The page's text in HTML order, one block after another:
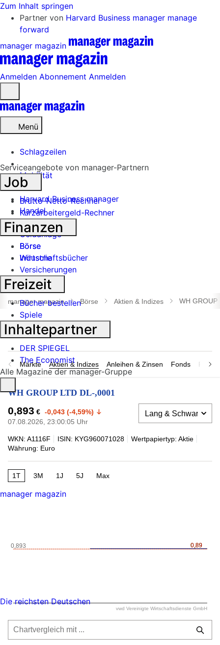
Zum Inhalt springen
Partner von Harvard Business manager manage
forward
manager magazin
Anmelden Abonnement Anmelden
öffnen
Menü
Schlagzeilen
Mobilität
Tech
Harvard Business manager
Handel
Banken
Geldanlage
Börse
Industrie
Suche
öffnen
manager magazin Börse Aktien & Indizes WH
Märkte Aktien & Indizes Anleihen & Zinsen Fonds
WH GROUP LTD DL-,0001
0,893 € -0,043 (-4,59%)
07.08.2026, 23:00:05 Uhr
WKN: A1116F ISIN: KYG960071028
Wertpapiertyp: Aktie
Währung: Euro
1T 3M 1J 5J Max
0,89
0,89
0,893
vwd Vereinigte Wirtschaftsdienste GmbH
Serviceangebote von manager-Partnern
Job
Brutto-Netto-Rechner
Kurzarbeitergeld-Rechner
Finanzen
Börse
Wirtschaftsbücher
Versicherungen
Freizeit
Bücher bestellen
Spiele
Inhaltepartner
DER SPIEGEL
The Economist
Alle Magazine der manager-Gruppe
manager magazin
Die reichsten Deutschen